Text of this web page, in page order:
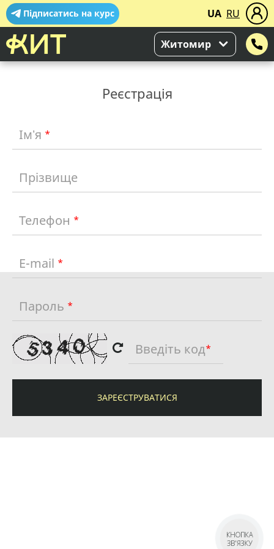
Підписатись на курс UA RU
Житомир
Реєстрація
Імʼя *
Прізвище
Телефон *
E-mail *
Пароль *
Введіть код*
ЗАРЕЄСТРУВАТИСЯ
КНОПКА
ЗВ'ЯЗКУ